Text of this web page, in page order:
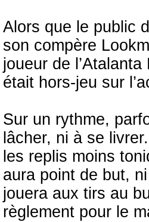
Alors que le public
son compère
joueur de
était hors-jeu sur
Sur un rythme,
lâcher, ni à se
les replis moins
aura point de but,
jouera aux tirs au
règlement pour le